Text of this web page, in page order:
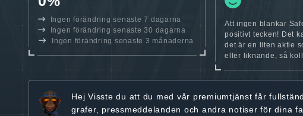
Ingen förändring senaste 7 dagarna
Ingen förändring senaste 30 dagarna
Ingen förändring senaste 3 månaderna
Att ingen blankar
positivt tecken! Det
det är en liten aktie
eller liknande, så
Hej Visste du att du med vår premiumtjänst får
grafer, pressmeddelanden och andra notiser för dina